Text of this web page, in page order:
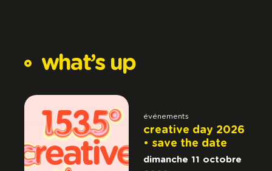
what’s up
événements
creative day 2026
• save the date
dimanche 11 octobre